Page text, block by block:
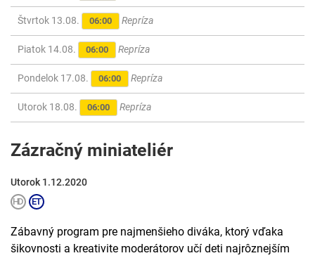
Štvrtok 13.08. 06:00 Repríza
Piatok 14.08. 06:00 Repríza
Pondelok 17.08. 06:00 Repríza
Utorok 18.08. 06:00 Repríza
Zázračný miniateliér
Utorok 1.12.2020
Zábavný program pre najmenšieho diváka, ktorý vďaka
šikovnosti a kreativite moderátorov učí deti najrôznejším